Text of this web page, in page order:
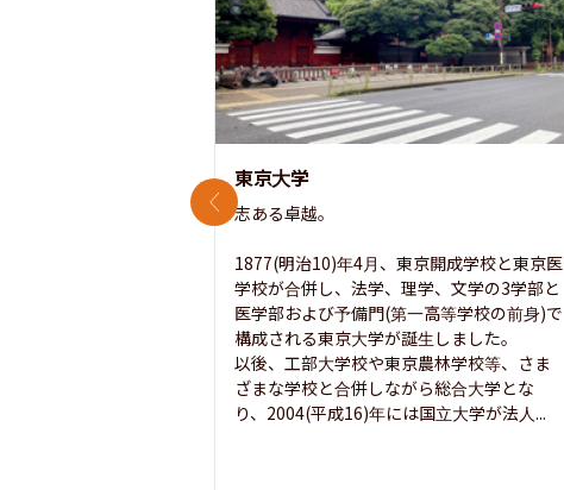
東京大学
志ある卓越。
1877(明治10)年4月、東京開成学校と東京医
学校が合併し、法学、理学、文学の3学部と
医学部および予備門(第一高等学校の前身)で
構成される東京大学が誕生しました。
以後、工部大学校や東京農林学校等、さま
ざまな学校と合併しながら総合大学とな
り、2004(平成16)年には国立大学が法人...
前のスライド